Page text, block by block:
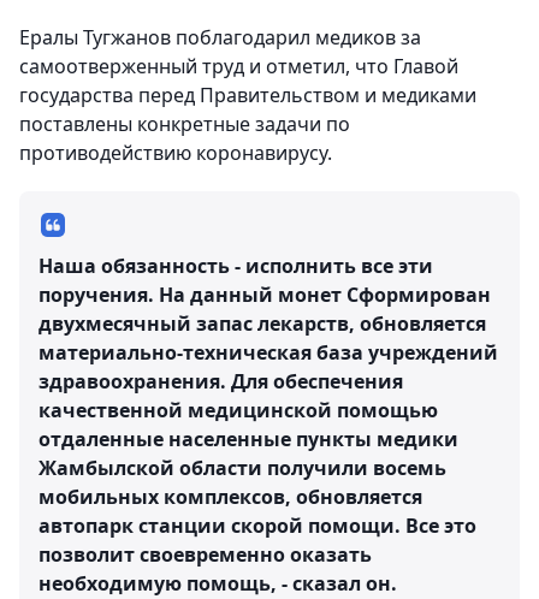
Ералы Тугжанов поблагодарил медиков за
самоотверженный труд и отметил, что Главой
государства перед Правительством и медиками
поставлены конкретные задачи по
противодействию коронавирусу.
Наша обязанность - исполнить все эти
поручения. На данный монет Сформирован
двухмесячный запас лекарств, обновляется
материально-техническая база учреждений
здравоохранения. Для обеспечения
качественной медицинской помощью
отдаленные населенные пункты медики
Жамбылской области получили восемь
мобильных комплексов, обновляется
автопарк станции скорой помощи. Все это
позволит своевременно оказать
необходимую помощь, - сказал он.